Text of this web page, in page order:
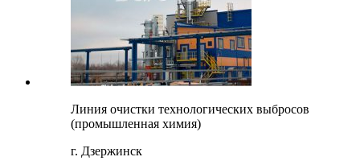
Линия очистки технологических выбросов
(промышленная химия)
г. Дзержинск